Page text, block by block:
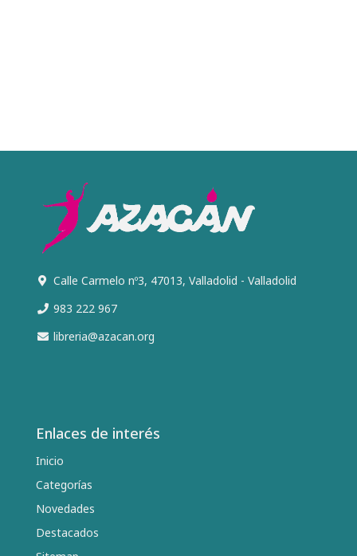
Calle Carmelo nº3, 47013, Valladolid - Valladolid
983 222 967
libreria@azacan.org
Enlaces de interés
Inicio
Categorías
Novedades
Destacados